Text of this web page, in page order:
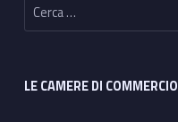
LE CAMERE DI COMMERCIO